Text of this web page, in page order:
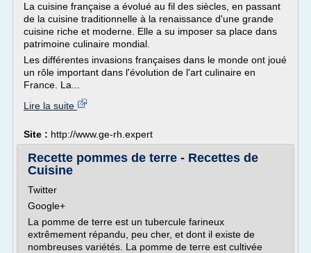
La cuisine française a évolué au fil des siècles, en passant
de la cuisine traditionnelle à la renaissance d'une grande
cuisine riche et moderne. Elle a su imposer sa place dans
patrimoine culinaire mondial.
Les différentes invasions françaises dans le monde ont joué
un rôle important dans l'évolution de l'art culinaire en
France. La...
Lire la suite
Site : http://www.ge-rh.expert
Recette pommes de terre - Recettes de
Cuisine
Twitter
Google+
La pomme de terre est un tubercule farineux
extrêmement répandu, peu cher, et dont il existe de
nombreuses variétés. La pomme de terre est cultivée